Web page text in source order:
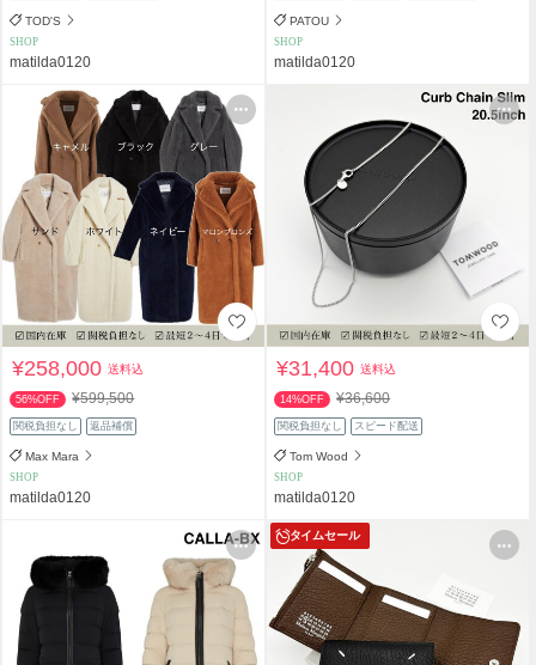
TOD'S
SHOP
matilda0120
PATOU
SHOP
matilda0120
¥258,000送料込
56%OFF ¥599,500
関税負担なし 返品補償
Max Mara
SHOP
matilda0120
¥31,400送料込
14%OFF ¥36,600
関税負担なし スピード配送
Tom Wood
SHOP
matilda0120
タイムセール